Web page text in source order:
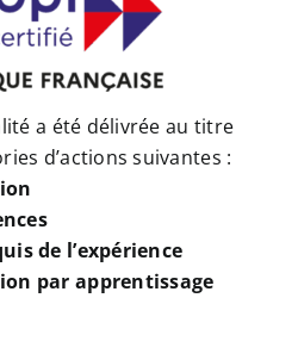
a été délivrée au titre
d’actions suivantes :
de l’expérience
par apprentissage